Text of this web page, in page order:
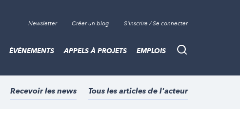
Newsletter Créer un blog S'inscrire / Se connecter
Recherche
ÉVÈNEMENTS APPELS À PROJETS EMPLOIS
Recevoir les news Tous les articles de l'acteur